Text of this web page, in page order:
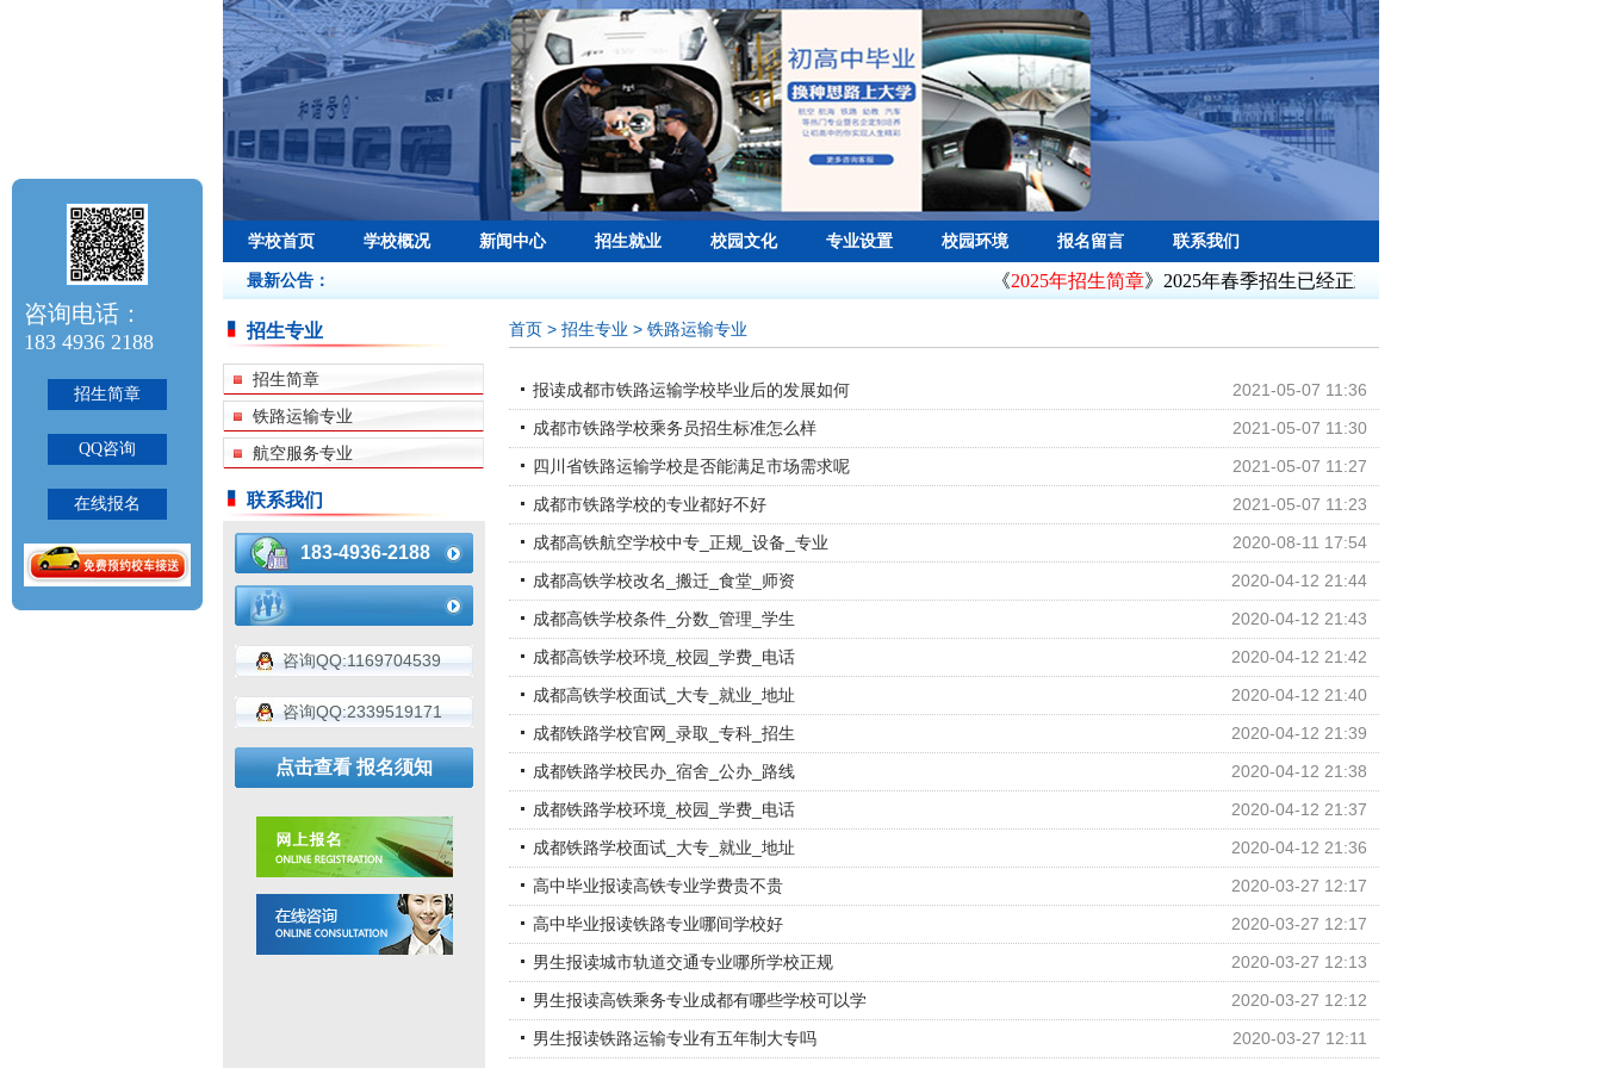
学校首页 学校概况 新闻中心 招生就业 校园文化 专业设置 校园环境 报名留言 联系我们
最新公告： 2025年招生简章》2025年春季招生已经正式开始，需符合相关招生要求
招生专业
招生简章
铁路运输专业
航空服务专业
联系我们
183-4936-2188
咨询QQ:1169704539
咨询QQ:2339519171
点击查看 报名须知
首页 > 招生专业 > 铁路运输专业
报读成都市铁路运输学校毕业后的发展如何
2021-05-07 11:36
成都市铁路学校乘务员招生标准怎么样
2021-05-07 11:30
四川省铁路运输学校是否能满足市场需求呢
2021-05-07 11:27
成都市铁路学校的专业都好不好
2021-05-07 11:23
成都高铁航空学校中专_正规_设备_专业
2020-08-11 17:54
成都高铁学校改名_搬迁_食堂_师资
2020-04-12 21:44
成都高铁学校条件_分数_管理_学生
2020-04-12 21:43
成都高铁学校环境_校园_学费_电话
2020-04-12 21:42
成都高铁学校面试_大专_就业_地址
2020-04-12 21:40
成都铁路学校官网_录取_专科_招生
2020-04-12 21:39
成都铁路学校民办_宿舍_公办_路线
2020-04-12 21:38
成都铁路学校环境_校园_学费_电话
2020-04-12 21:37
成都铁路学校面试_大专_就业_地址
2020-04-12 21:36
高中毕业报读高铁专业学费贵不贵
2020-03-27 12:17
高中毕业报读铁路专业哪间学校好
2020-03-27 12:17
男生报读城市轨道交通专业哪所学校正规
2020-03-27 12:13
男生报读高铁乘务专业成都有哪些学校可以学
2020-03-27 12:12
男生报读铁路运输专业有五年制大专吗
2020-03-27 12:11
咨询电话：
183 4936 2188
招生简章
QQ咨询
在线报名